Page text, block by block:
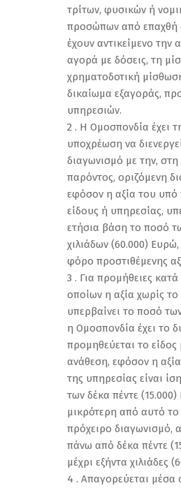
τρίτων, φυσικών ή
προσώπων από επαχθή
έχουν αντικείμενο την
αγορά με δόσεις, τη
χρηματοδοτική
δικαίωμα εξαγοράς,
υπηρεσιών.
2 . Η Ομοσπονδία έχει
υποχρέωση να
διαγωνισμό με την, στη
παρόντος, οριζόμενη
εφόσον η αξία του υπό
είδους ή υπηρεσίας,
ετήσια βάση το ποσό
χιλιάδων (60.000)
φόρο προστιθέμενης
3 . Για προμήθειες κατά
οποίων η αξία χωρίς
υπερβαίνει το ποσό
η Ομοσπονδία έχει το
προμηθεύεται το είδος
ανάθεση, εφόσον η
της υπηρεσίας είναι
των δέκα πέντε
μικρότερη από αυτό
πρόχειρο διαγωνισμό,
πάνω από δέκα πέντε
μέχρι εξήντα χιλιάδες
4 . Απαγορεύεται μέσα